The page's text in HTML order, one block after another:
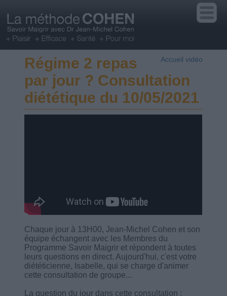
Accueil vidéo
Régime 2 repas
par jour ? Consultation
diététique du 10/05/2021
Chaque jour à 13H00, Jean-Michel Cohen et son
équipe échangent avec les Membres du
Programme Savoir Maigrir et répondent à toutes
leurs questions en direct. Aujourd'hui, c'est votre
diététicienne, Isabelle, qui se charge d'animer
cette consultation de groupe...
La question du jour dans cette consultation :